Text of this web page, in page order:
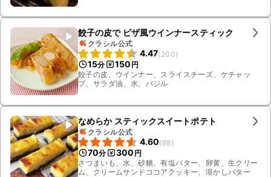
餃子の皮で ピザ風ウインナースティック
クラシル公式
4.47(200)
15分 150 円
餃子の皮、ウインナー、スライスチーズ、ケチャッ
プ、サラダ油、水、バジル
なめらか スティックスイートポテト
クラシル公式
4.60(88)
70分 300 円
さつまいも、水、砂糖、有塩バター、卵黄、生クリー
ム、クリームサンドココアクッキー、溶かしバター